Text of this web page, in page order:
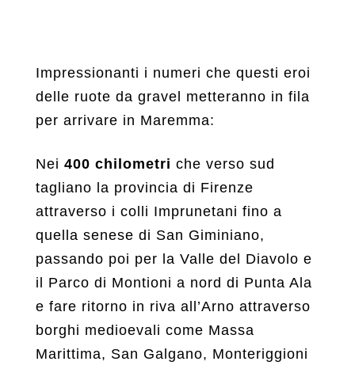
Impressionanti i numeri che questi eroi
delle ruote da gravel metteranno in fila
per arrivare in Maremma:
Nei 400 chilometri che verso sud
tagliano la provincia di Firenze
attraverso i colli Imprunetani fino a
quella senese di San Giminiano,
passando poi per la Valle del Diavolo e
il Parco di Montioni a nord di Punta Ala
e fare ritorno in riva all’Arno attraverso
borghi medioevali come Massa
Marittima, San Galgano, Monteriggioni